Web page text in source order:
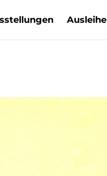
Ausleihe